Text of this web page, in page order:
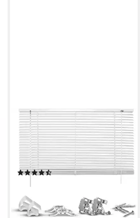
GOOD LIFE
Jalousie Matti, ohne Bohren,
freihängend, Klemmfix-
Jalousie aus Aluminium
(158)
-39%
lieferbar - in 3-4 Werktagen bei dir